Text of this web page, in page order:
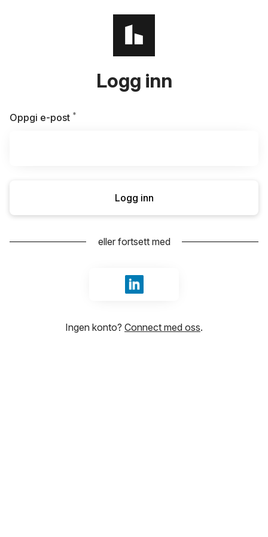
Logg inn
Oppgi e-post *
Logg inn
eller fortsett med
Logg inn med LinkedIn
Ingen konto? Connect med oss.